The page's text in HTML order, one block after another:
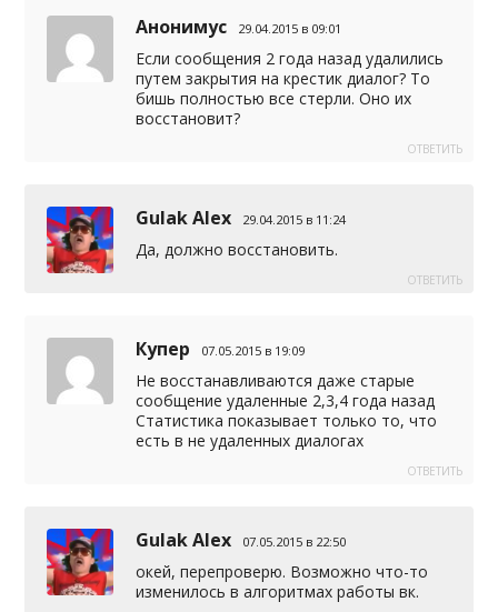
Анонимус 29.04.2015 в 09:01
Если сообщения 2 года назад удалились
путем закрытия на крестик диалог? То
бишь полностью все стерли. Оно их
восстановит?
ОТВЕТИТЬ
Gulak Alex 29.04.2015 в 11:24
Да, должно восстановить.
ОТВЕТИТЬ
Купер 07.05.2015 в 19:09
Не восстанавливаются даже старые
сообщение удаленные 2,3,4 года назад
Статистика показывает только то, что
есть в не удаленных диалогах
ОТВЕТИТЬ
Gulak Alex 07.05.2015 в 22:50
окей, перепроверю. Возможно что-то
изменилось в алгоритмах работы вк.